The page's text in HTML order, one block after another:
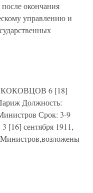
окончания
управлению и
КОКОВЦОВ 6 [18]
Должность:
Срок: 3-9
[16] сентября 1911,
Министров,возложены